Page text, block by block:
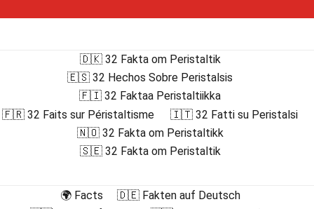
🇩🇰 32 Fakta om Peristaltik
🇪🇸 32 Hechos Sobre Peristalsis
🇫🇮 32 Faktaa Peristaltiikka
🇫🇷 32 Faits sur Péristaltisme
🇮🇹 32 Fatti su Peristalsi
🇳🇴 32 Fakta om Peristaltikk
🇸🇪 32 Fakta om Peristaltik
🌍 Facts
🇩🇪 Fakten auf Deutsch